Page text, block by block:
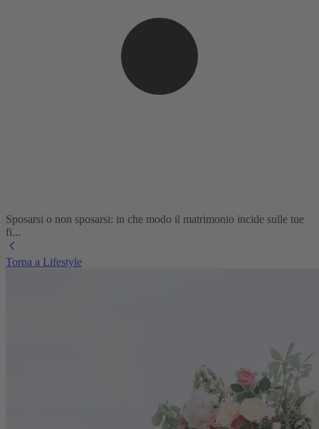
Sposarsi o non sposarsi: in che modo il matrimonio incide sulle tue
fi...
Torna a Lifestyle